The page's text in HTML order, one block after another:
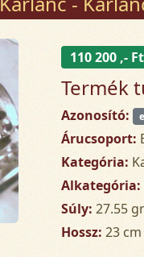
110 200 ,- Ft
Termék
Azonosító:
Árucsoport:
Kategória:
Alkategória:
Súly: 27.55 gr
Hossz: 23 cm